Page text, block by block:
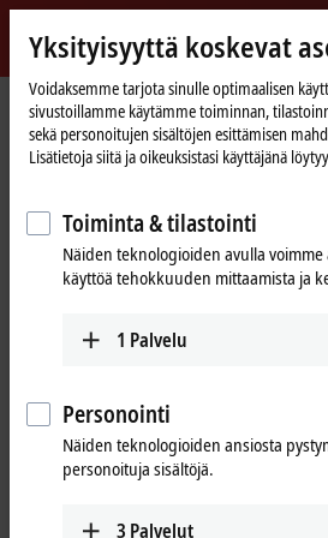
Beckhoff
-
New
Automation
Technology
KotisivuYritys Uutiset SPS IPC Drives 2018:
Kun napsautat ”Hyväksy”, näytämme
yksityisyyden asetukset, Vimeon
Jan 3, 2019
SPS IPC Drives 2018:
Yksityisyyttä koskevat
Voidaksemme tarjota sinulle optimaalisen
sivustoillamme käytämme toiminnan,
sekä personoitujen sisältöjen esittämisen
Lisätietoja siitä ja oikeuksistasi käyttäjänä löytyy
Toiminta & tilastointi
Näiden teknologioiden avulla
käyttöä tehokkuuden mittaamista ja
1 Palvelu
Personointi
Näiden teknologioiden ansiosta
personoituja sisältöjä.
3 Palvelut